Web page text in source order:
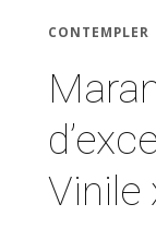
CONTEMPLER
Vinile